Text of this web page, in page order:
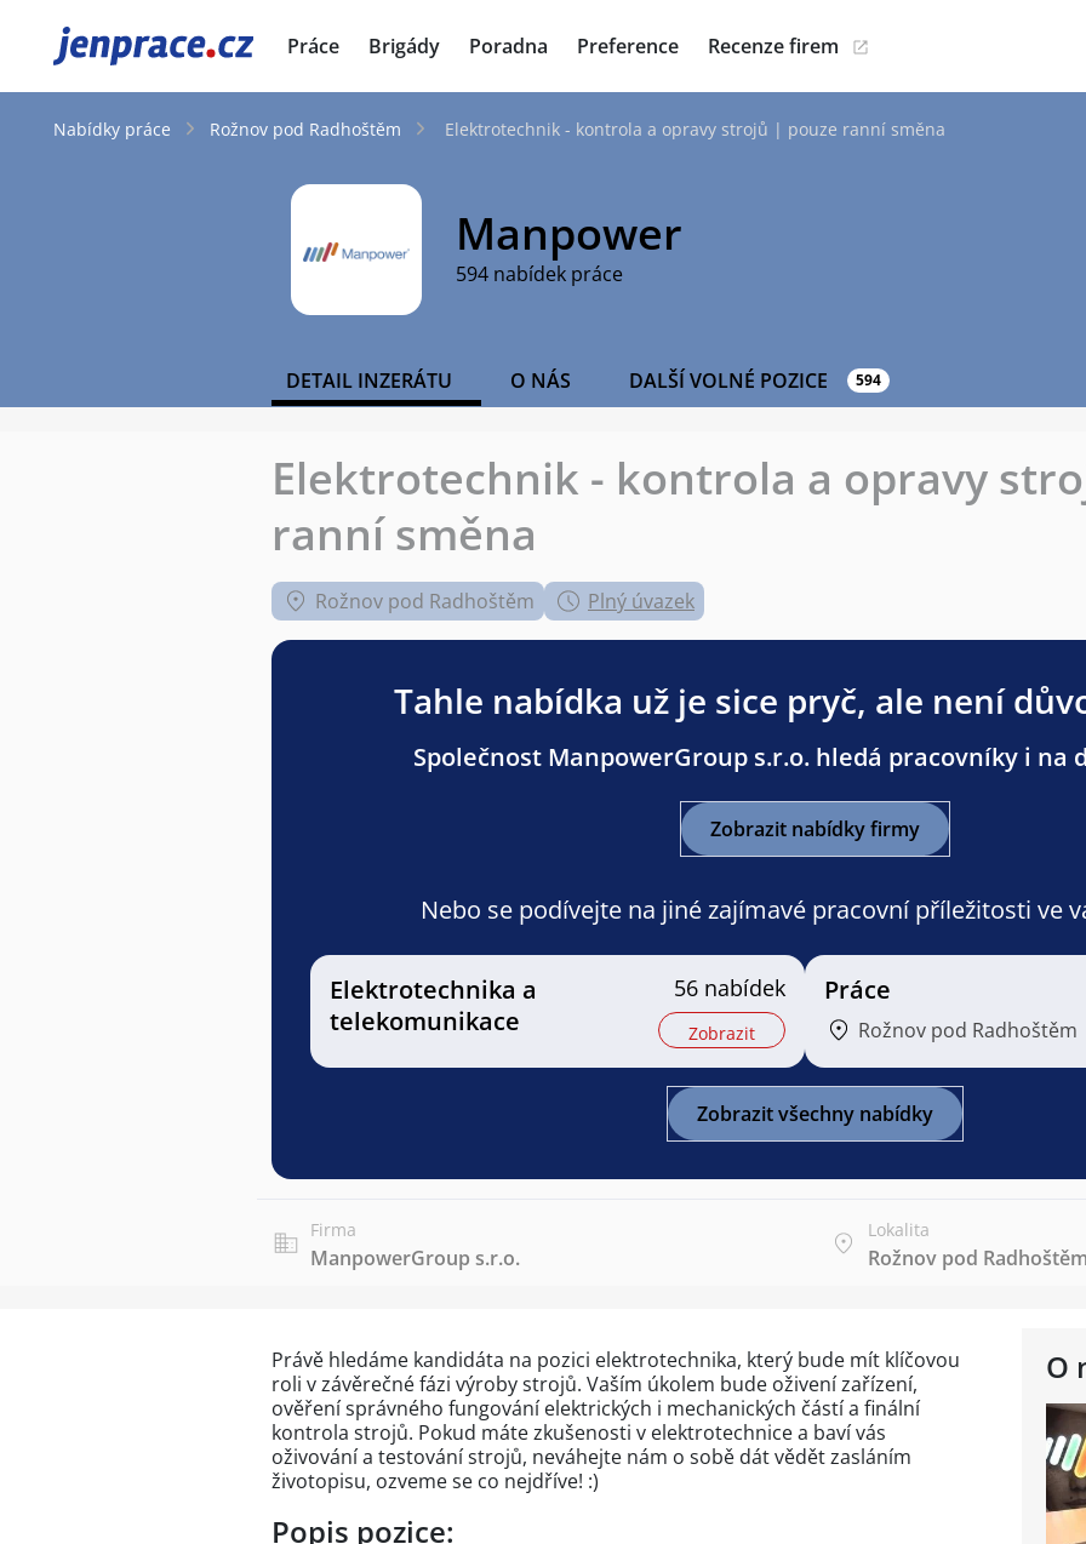
JenPráce.cz Práce Brigády Poradna Preference Recenze firem
Nabídky práce Rožnov pod Radhoštěm Elektrotechnik - kontrola a opravy strojů | pouze ranní směna
Manpower
594 nabídek práce
DETAIL INZERÁTU O NÁS DALŠÍ VOLNÉ POZICE 594
Elektrotechnik - kontrola a opravy
ranní směna
Rožnov pod Radhoštěm Plný úvazek
Tahle nabídka už je sice pryč, ale není
Společnost ManpowerGroup s.r.o. hledá pracovníky i na
Zobrazit nabídky firmy
Nebo se podívejte na jiné zajímavé pracovní příležitosti ve
Elektrotechnika a
telekomunikace
56 nabídek
Zobrazit
Práce
Rožnov pod Radhoštěm
Zobrazit všechny nabídky
Firma
ManpowerGroup s.r.o.
Lokalita
Rožnov pod Radhoštěm
O
Právě hledáme kandidáta na pozici elektrotechnika, který bude mít klíčovou
roli v závěrečné fázi výroby strojů. Vaším úkolem bude oživení zařízení,
ověření správného fungování elektrických i mechanických částí a finální
kontrola strojů. Pokud máte zkušenosti v elektrotechnice a baví vás
oživování a testování strojů, neváhejte nám o sobě dát vědět zasláním
životopisu, ozveme se co nejdříve! :)
Popis pozice: